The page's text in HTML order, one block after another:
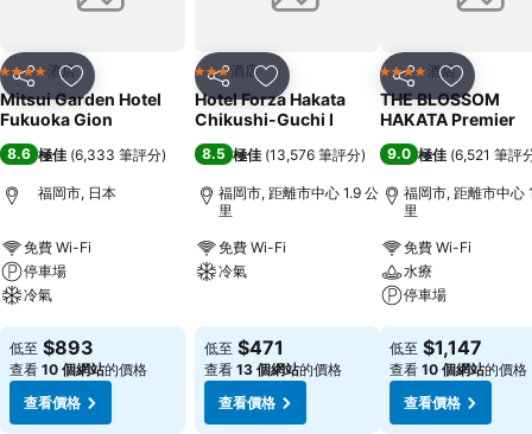
分享 放到收藏夾
4 星級 酒店
Mitsui Garden Hotel
Fukuoka Gion
8.6 極佳 (6,333 筆評分)
福岡市, 日本
免費 Wi-Fi
停車場
冷氣
查看價格
低至 $893
查看 10 個網站的價格
查看價格
分享 放到收藏夾
3 星級酒店
Hotel Forza Hakata
Chikushi-Guchi Ⅰ
8.5 極佳 (13,576 筆評分)
福岡市, 距離市中心 1.9 公
里
免費 Wi-Fi
冷氣
低至 $471
查看 13 個網站的價格
查看價格
分享 放到收藏
4 星級 酒店
THE BLOSSOM
HAKATA Premier
9.0 極佳 (6,521 筆評
福岡市, 距離市中心
里
免費 Wi-Fi
水療
停車場
查看價格
低至 $1,147
查看 10 個網站的價格
查看價格